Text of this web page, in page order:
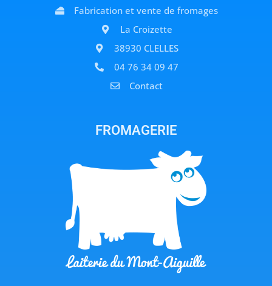
Fabrication et vente de fromages
La Croizette
38930 CLELLES
04 76 34 09 47
Contact
FROMAGERIE